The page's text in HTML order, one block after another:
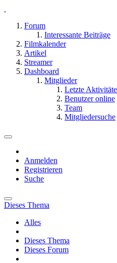
Forum
Interessante Beiträge
Filmkalender
Artikel
Streamer
Dashboard
Mitglieder
Letzte
Benutzer online
Team
Mitgliedersuche
Anmelden
Registrieren
Suche
Dieses Thema
Alles
Dieses Thema
Dieses Forum